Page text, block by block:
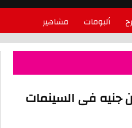
ألبومات مشاهير
سلطان يحقق 30 مليون جنيه فى السينمات